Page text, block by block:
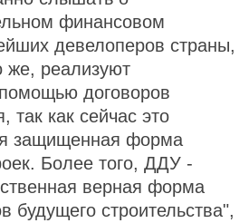
финансовом
девелоперов страны,
же, реализуют
договоров
так как сейчас это
защищенная форма
Более того, ДДУ -
верная форма
будущего строительства",